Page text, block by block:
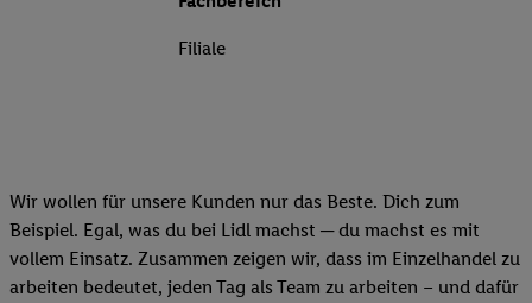
Filiale
Wir wollen für unsere Kunden nur das Beste. Dich zum
Beispiel. Egal, was du bei Lidl machst ─ du machst es mit
vollem Einsatz. Zusammen zeigen wir, dass im Einzelhandel zu
arbeiten bedeutet, jeden Tag als Team zu arbeiten – und dafür